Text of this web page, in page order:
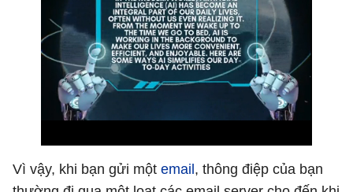
Vì vậy, khi bạn gửi một email , thông điệp của bạn